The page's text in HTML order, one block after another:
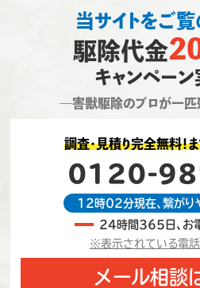
当サイトをご覧
駆除代金
キャンペーン
―害獣駆除のプロが一
調査・見積り完全無料！
0120-
12時02分現在、繋がり
24時間365日、お
※表示されている電
メール相談